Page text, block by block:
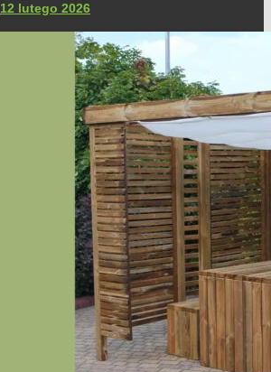
12 lutego 2026